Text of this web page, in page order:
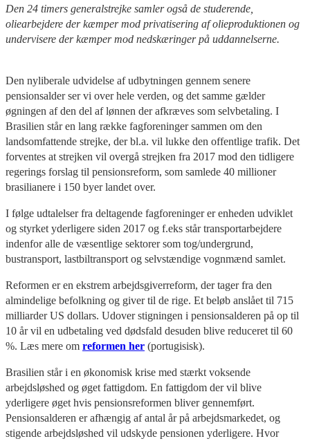
Den 24 timers generalstrejke samler også de studerende,
oliearbejdere der kæmper mod privatisering af olieproduktionen og
undervisere der kæmper mod nedskæringer på uddannelserne.
Den nyliberale udvidelse af udbytningen gennem senere
pensionsalder ser vi over hele verden, og det samme gælder
øgningen af den del af lønnen der afkræves som selvbetaling. I
Brasilien står en lang række fagforeninger sammen om den
landsomfattende strejke, der bl.a. vil lukke den offentlige trafik. Det
forventes at strejken vil overgå strejken fra 2017 mod den tidligere
regerings forslag til pensionsreform, som samlede 40 millioner
brasilianere i 150 byer landet over.
I følge udtalelser fra deltagende fagforeninger er enheden udviklet
og styrket yderligere siden 2017 og f.eks står transportarbejdere
indenfor alle de væsentlige sektorer som tog/undergrund,
bustransport, lastbiltransport og selvstændige vognmænd samlet.
Reformen er en ekstrem arbejdsgiverreform, der tager fra den
almindelige befolkning og giver til de rige. Et beløb anslået til 715
milliarder US dollars. Udover stigningen i pensionsalderen på op til
10 år vil en udbetaling ved dødsfald desuden blive reduceret til 60
%. Læs mere om reformen her (portugisisk).
Brasilien står i en økonomisk krise med stærkt voksende
arbejdsløshed og øget fattigdom. En fattigdom der vil blive
yderligere øget hvis pensionsreformen bliver gennemført.
Pensionsalderen er afhængig af antal år på arbejdsmarkedet, og
stigende arbejdsløshed vil udskyde pensionen yderligere. Hvor